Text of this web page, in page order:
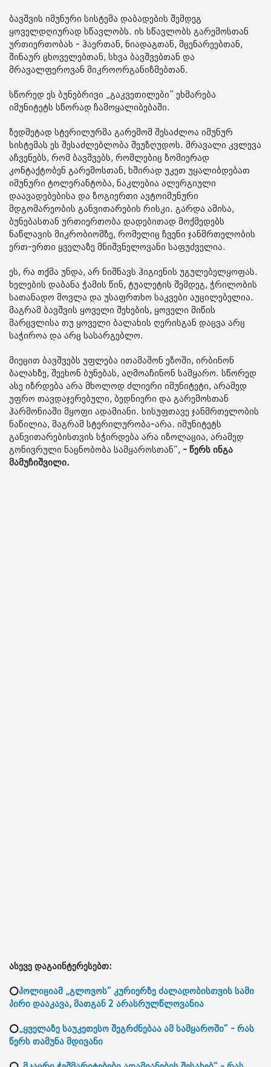
ბავშვის იმუნური სისტემა დაბადების შემდეგ
ყოველდღიურად სწავლობს. ის სწავლობს გარემოსთან
ურთიერთობას - ჰაერთან, ნიადაგთან, მცენარეებთან,
შინაურ ცხოველებთან, სხვა ბავშვებთან და
მრავალფეროვან მიკროორგანიზმებთან.
სწორედ ეს ბუნებრივი „გაკვეთილები” ეხმარება
იმუნიტეტს სწორად ჩამოყალიბებაში.
ზედმეტად სტერილურმა გარემომ შესაძლოა იმუნურ
სისტემას ეს შესაძლებლობა შეუზღუდოს. მრავალი კვლევა
აჩვენებს, რომ ბავშვებს, რომლებიც ზომიერად
კონტაქტობენ გარემოსთან, ხშირად უკეთ უყალიბდებათ
იმუნური ტოლერანტობა, ნაკლებია ალერგიული
დაავადებებისა და ზოგიერთი ავტოიმუნური
მდგომარეობის განვითარების რისკი. გარდა ამისა,
ბუნებასთან ურთიერთობა დადებითად მოქმედებს
ნაწლავის მიკრობიომზე, რომელიც ჩვენი ჯანმრთელობის
ერთ-ერთი ყველაზე მნიშვნელოვანი საფუძველია.
ეს, რა თქმა უნდა, არ ნიშნავს ჰიგიენის უგულებელყოფას.
ხელების დაბანა ჭამის წინ, ტუალეტის შემდეგ, ჭრილობის
სათანადო მოვლა და უსაფრთხო საკვები აუცილებელია.
მაგრამ ბავშვის ყოველი შეხების, ყოველი მიწის
მარცვლისა თუ ყოველი ბალახის ღერისგან დაცვა არც
საჭიროა და არც სასარგებლო.
მიეცით ბავშვებს უფლება ითამაშონ ეზოში, ირბინონ
ბალახზე, შეეხონ ბუნებას, აღმოაჩინონ სამყარო. სწორედ
ასე იზრდება არა მხოლოდ ძლიერი იმუნიტეტი, არამედ
უფრო თავდაჯერებული, ბედნიერი და გარემოსთან
ჰარმონიაში მყოფი ადამიანი. სისუფთავე ჯანმრთელობის
ნაწილია, მაგრამ სტერილურობა-არა. იმუნიტეტს
განვითარებისთვის სჭირდება არა იზოლაცია, არამედ
გონივრული ნაცნობობა სამყაროსთან“, - წერს ინგა
მამუჩიშვილი.
ასევე დაგაინტერესებთ:
⭕პოლიციამ „გლოვოს“ კურიერზე ძალადობისთვის სამი
პირი დააკავა, მათგან 2 არასრულწლოვანია
⭕„ყველაზე საუკეთესო შეგრძნებაა ამ სამყაროში“ - რას
წერს თამუნა მდივანი